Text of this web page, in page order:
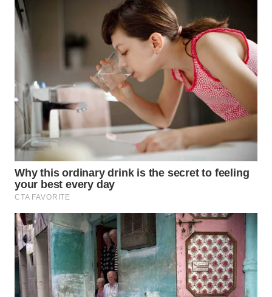
WN
TANJUNG
LESUNG
WN
KARO
WN
WN
LABUHANBATU
WN